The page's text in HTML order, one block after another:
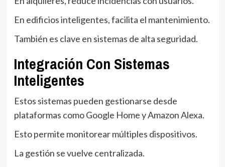
En edificios inteligentes, facilita el mantenimiento.
También es clave en sistemas de alta seguridad.
Integración Con Sistemas
Inteligentes
Estos sistemas pueden gestionarse desde
plataformas como Google Home y Amazon Alexa.
Esto permite monitorear múltiples dispositivos.
La gestión se vuelve centralizada.